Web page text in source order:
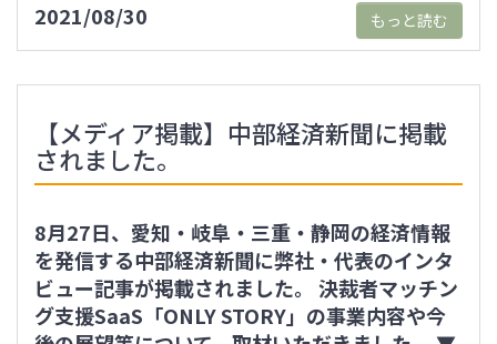
2021/08/30
もっと読む
【メディア掲載】中部経済新聞に掲載
されました。
8月27日、愛知・岐阜・三重・静岡の経済情報
を発信する中部経済新聞に弊社・代表のインタ
ビュー記事が掲載されました。 決裁者マッチン
グ支援SaaS「ONLY STORY」の事業内容や今